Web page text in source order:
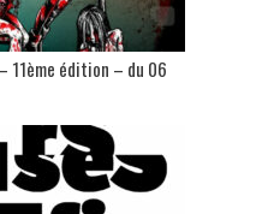
11ème édition – du 06